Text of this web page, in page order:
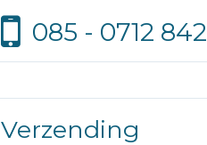
085 - 0712 842
Verzending